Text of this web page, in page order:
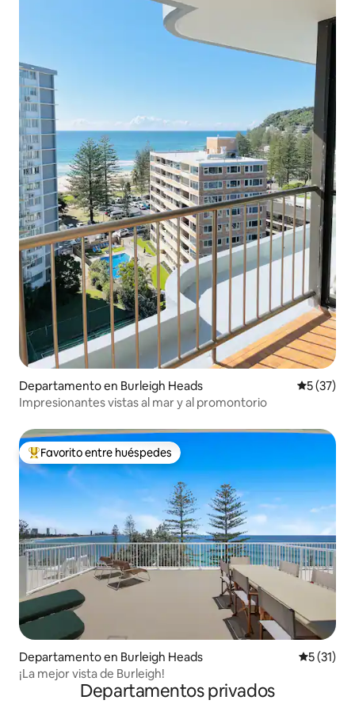
Departamento en Burleigh Heads
5 (37)
Impresionantes vistas al mar y al promontorio
De los mejores en Favorito entre huéspedes
Favorito entre huéspedes
Departamento en Burleigh Heads
5 (31)
¡La mejor vista de Burleigh!
Departamentos privados